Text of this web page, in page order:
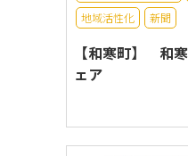
地域活性化
新聞
【和寒町】 和
ェア